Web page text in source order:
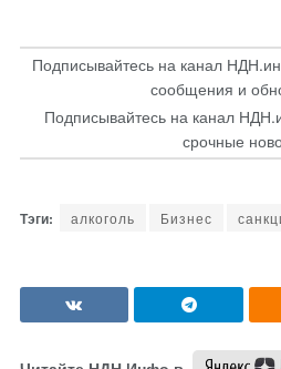
Подписывайтесь на канал
сообщения и
Подписывайтесь на канал
срочные
алкоголь Бизнес